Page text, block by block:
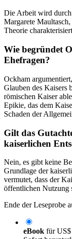
Die Arbeit wird
Margarete
Theorie
Wie begründet
Ehefragen?
Ockham
Glauben des Kaisers
römischen Kaiser
Epikie, das dem
Schaden der
Gilt das
kaiserlichen
Nein, es gibt keine
Grundlage der
vermutet, dass der
öffentlichen Nutzung
Ende der Leseprobe
eBook für